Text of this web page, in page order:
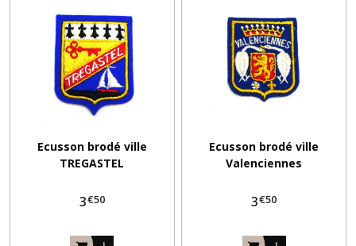
Ecusson brodé ville
TREGASTEL
3€50
Ecusson brodé ville
Valenciennes
3€50